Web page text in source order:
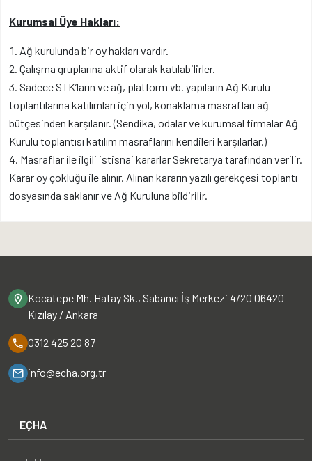
Kurumsal Üye Hakları:
Ağ kurulunda bir oy hakları vardır.
Çalışma gruplarına aktif olarak katılabilirler.
Sadece STK’ların ve ağ, platform vb. yapıların Ağ Kurulu
toplantılarına katılımları için yol, konaklama masrafları ağ
bütçesinden karşılanır. (Sendika, odalar ve kurumsal firmalar Ağ
Kurulu toplantısı katılım masraflarını kendileri karşılarlar.)
Masraflar ile ilgili istisnai kararlar Sekretarya tarafından verilir.
Karar oy çokluğu ile alınır. Alınan kararın yazılı gerekçesi toplantı
dosyasında saklanır ve Ağ Kuruluna bildirilir.
Kocatepe Mh. Hatay Sk., Sabancı İş Merkezi 4/20 06420
Kızılay / Ankara
0312 425 20 87
info@echa.org.tr
EÇHA